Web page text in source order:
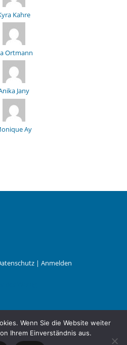
Kahre
Ortmann
Jany
Ay
| Anmelden
Wenn Sie die Website weiter
Ihrem Einverständnis aus.